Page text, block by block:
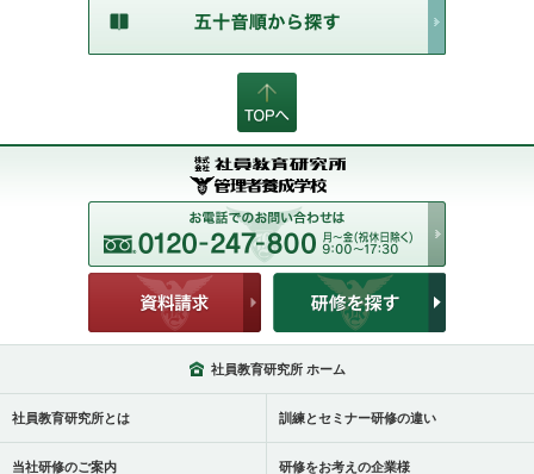
社員教育研究所 ホーム
社員教育研究所とは 訓練とセミナー研修の違い
当社研修のご案内 研修をお考えの企業様